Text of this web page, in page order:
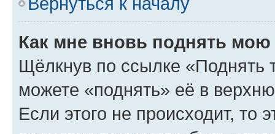
Как мне вновь поднять мою
Щёлкнув по ссылке «Поднять
можете «поднять» её в
Если этого не происходит, то